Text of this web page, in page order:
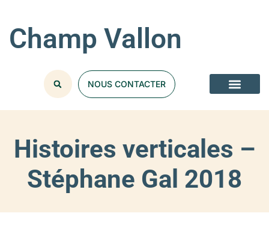
Champ Vallon
NOUS CONTACTER
Histoires verticales –
Stéphane Gal 2018